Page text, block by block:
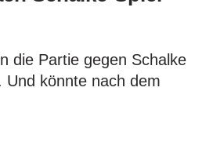
die Partie gegen Schalke
Und könnte nach dem